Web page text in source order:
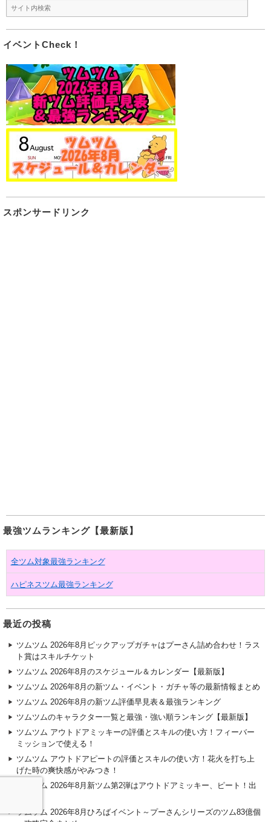
イベントCheck！
スポンサードリンク
最強ツムランキング【最新版】
全ツム対象最強ランキング
ハピネスツム最強ランキング
最近の投稿
ツムツム 2026年8月ピックアップガチャはプーさん詰め合わせ！ラス
ト賞はスキルチケット
ツムツム 2026年8月のスケジュール＆カレンダー【最新版】
ツムツム 2026年8月の新ツム・イベント・ガチャ等の最新情報まとめ
ツムツム 2026年8月の新ツム評価早見表＆最強ランキング
ツムツムのキャラクター一覧と最強・強い順ランキング【最新版】
ツムツム アウトドアミッキーの評価とスキルの使い方！フィーバー
ミッションで使える！
ツムツム アウトドアピートの評価とスキルの使い方！花火を打ち上
げた時の爽快感がやみつき！
ツムツム 2026年8月新ツム第2弾はアウトドアミッキー、ピート！出
ツムツム 2026年8月ひろばイベント～プーさんシリーズのツム83億個